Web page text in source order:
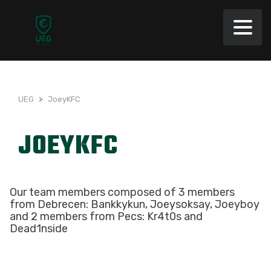
UEG > JoeyKFC
JOEYKFC
Our team members composed of 3 members
from Debrecen: Bankkykun, Joeysoksay, Joeyboy
and 2 members from Pecs: Kr4t0s and
Dead1nside